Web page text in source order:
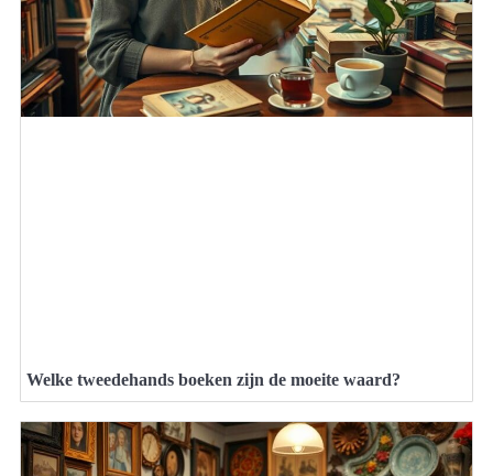
Welke tweedehands boeken zijn de moeite waard?